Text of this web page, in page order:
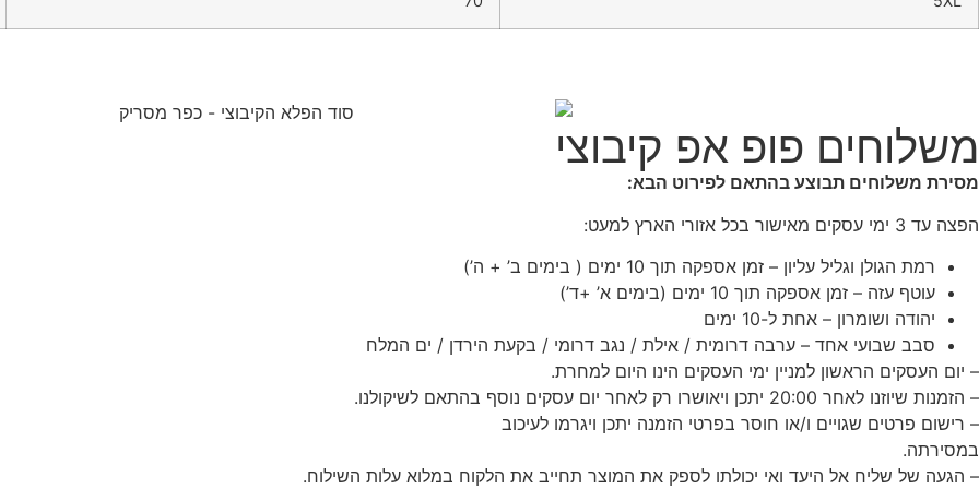
משלוחים פופ אפ קיבוצי
מסירת משלוחים תבוצע בהתאם לפירוט הבא:
הפצה עד 3 ימי עסקים מאישור בכל אזורי הארץ למעט:
רמת הגולן וגליל עליון – זמן אספקה תוך 10 ימים ( בימים ב’ + ה’)
עוטף עזה – זמן אספקה תוך 10 ימים (בימים א’ +ד’)
יהודה ושומרון – אחת ל-10 ימים
סבב שבועי אחד – ערבה דרומית / אילת / נגב דרומי / בקעת הירדן / ים המלח
– יום העסקים הראשון למניין ימי העסקים הינו היום למחרת.
– הזמנות שיוזנו לאחר 20:00 יתכן ויאושרו רק לאחר יום עסקים נוסף בהתאם לשיקולנו.
– רישום פרטים שגויים ו/או חוסר בפרטי הזמנה יתכן ויגרמו לעיכוב
במסירתה.
– הגעה של שליח אל היעד ואי יכולתו לספק את המוצר תחייב את הלקוח במלוא עלות השילוח.